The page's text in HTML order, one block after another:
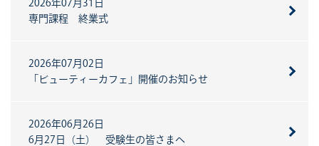
2026年07月31日
専門課程 終業式
2026年07月02日
「ビューティーカフェ」開催のお知らせ
2026年06月26日
6月27日（土） 受験生の皆さまへ